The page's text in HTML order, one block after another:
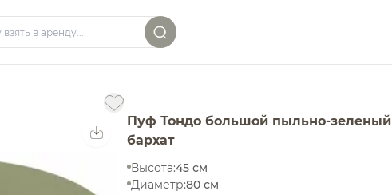
| Кьявари
Пуф Тондо большой пыльно-зеленый
бархат
Высота:45 см
Диаметр:80 см